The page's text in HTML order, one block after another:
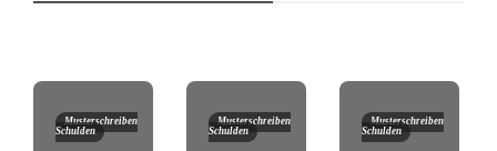
Musterschreiben
Schulden
Musterschreiben
Schulden
Musterschreiben
Schulden